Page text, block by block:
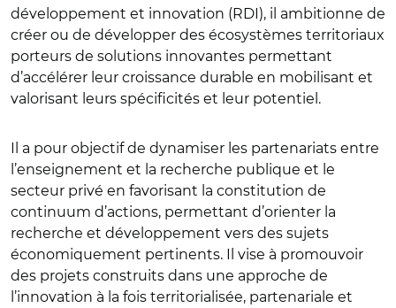
développement et innovation (RDI), il ambitionne de
créer ou de développer des écosystèmes territoriaux
porteurs de solutions innovantes permettant
d’accélérer leur croissance durable en mobilisant et
valorisant leurs spécificités et leur potentiel.
Il a pour objectif de dynamiser les partenariats entre
l’enseignement et la recherche publique et le
secteur privé en favorisant la constitution de
continuum d’actions, permettant d’orienter la
recherche et développement vers des sujets
économiquement pertinents. Il vise à promouvoir
des projets construits dans une approche de
l’innovation à la fois territorialisée, partenariale et